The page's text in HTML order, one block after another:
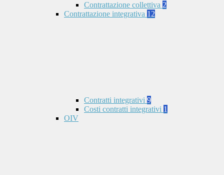
Contrattazione collettiva 2
Contrattazione integrativa 12
Contratti integrativi 9
Costi contratti integrativi 1
OIV